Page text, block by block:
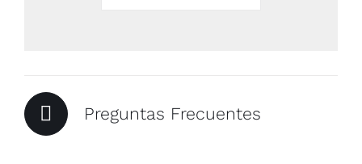
Preguntas Frecuentes